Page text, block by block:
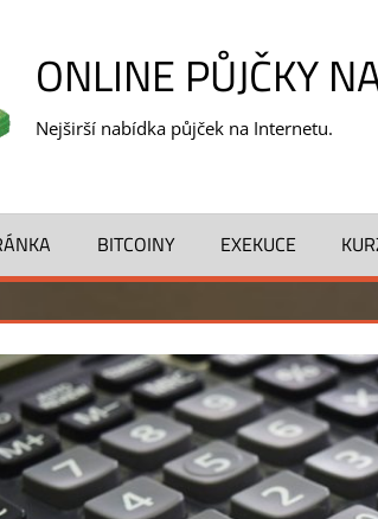
ONLINE PŮJČKY
Nejširší nabídka půjček na Internetu.
BITCOINY EXEKUCE